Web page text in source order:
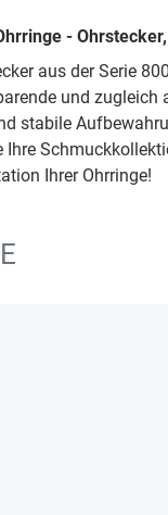
-
aus der Serie
und
stabile
Ihrer Ohrringe!